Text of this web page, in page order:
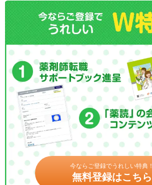
今ならご登録でうれしい特典！
無料登録はこちら